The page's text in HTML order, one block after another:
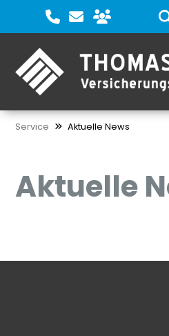
Service Aktuelle News
Aktuelle